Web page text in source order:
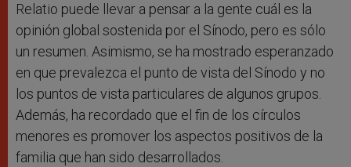
Relatio puede llevar a pensar a la gente cuál es la
opinión global sostenida por el Sínodo, pero es sólo
un resumen. Asimismo, se ha mostrado esperanzado
en que prevalezca el punto de vista del Sínodo y no
los puntos de vista particulares de algunos grupos.
Además, ha recordado que el fin de los círculos
menores es promover los aspectos positivos de la
familia que han sido desarrollados.